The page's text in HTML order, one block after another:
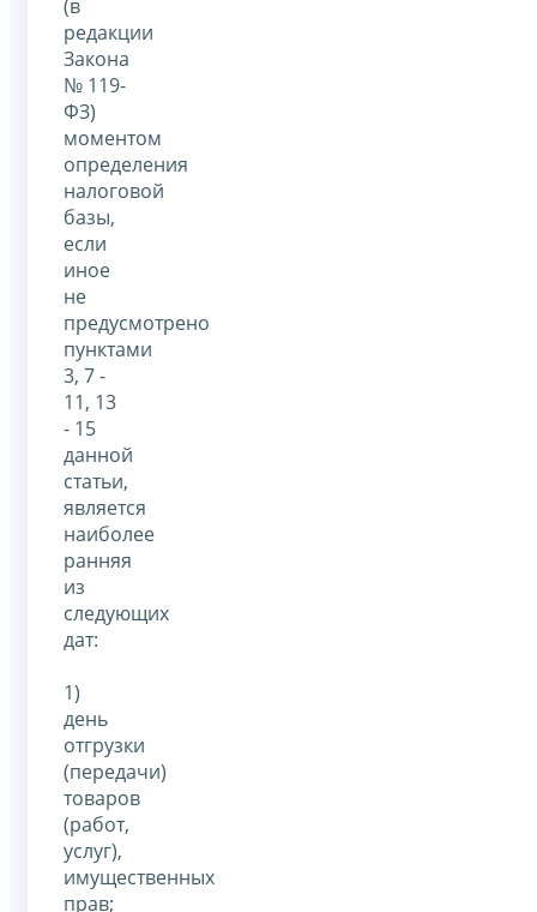
(в
редакции
Закона
№ 119-
ФЗ)
моментом
определения
налоговой
базы,
если
иное
не
предусмотрено
пунктами
3, 7 -
11, 13
- 15
данной
статьи,
является
наиболее
ранняя
из
следующих
дат:
1)
день
отгрузки
(передачи)
товаров
(работ,
услуг),
имущественных
прав;